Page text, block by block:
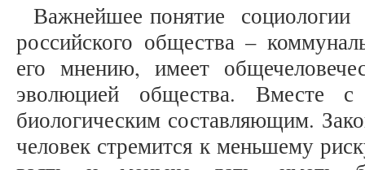
Важнейшее понятие социологии
российского общества –
его мнению, имеет
эволюцией общества.
биологическим составляющим.
человек стремится к меньшему